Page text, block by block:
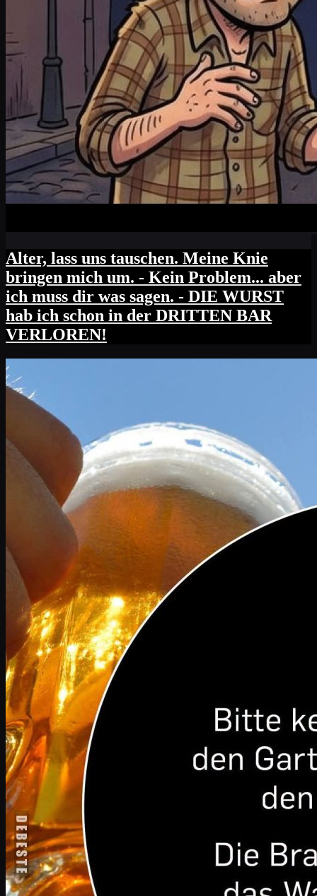
Alter, lass uns tauschen. Meine Knie
bringen mich um. - Kein Problem... aber
ich muss dir was sagen. - DIE WURST
hab ich schon in der DRITTEN BAR
VERLOREN!